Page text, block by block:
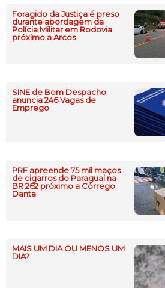
Foragido da Justiça é preso
durante abordagem da
Polícia Militar em Rodovia
próximo a Arcos
SINE de Bom Despacho
anuncia 246 Vagas de
Emprego
PRF apreende 75 mil maços
de cigarros do Paraguai na
BR 262 próximo a Córrego
Danta
MAIS UM DIA OU MENOS UM
DIA?